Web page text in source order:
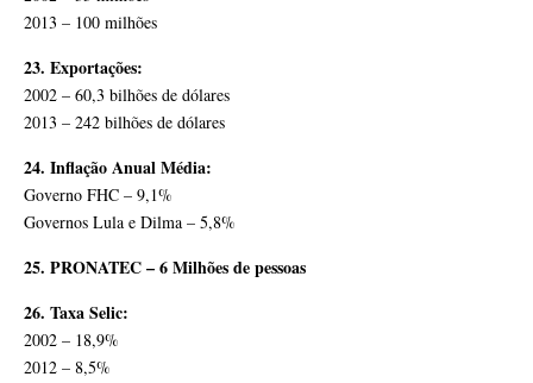
2013 – 100 milhões
23. Exportações:
2002 – 60,3 bilhões de dólares
2013 – 242 bilhões de dólares
24. Inflação Anual Média:
Governo FHC – 9,1%
Governos Lula e Dilma – 5,8%
25. PRONATEC – 6 Milhões de pessoas
26. Taxa Selic:
2002 – 18,9%
2012 – 8,5%